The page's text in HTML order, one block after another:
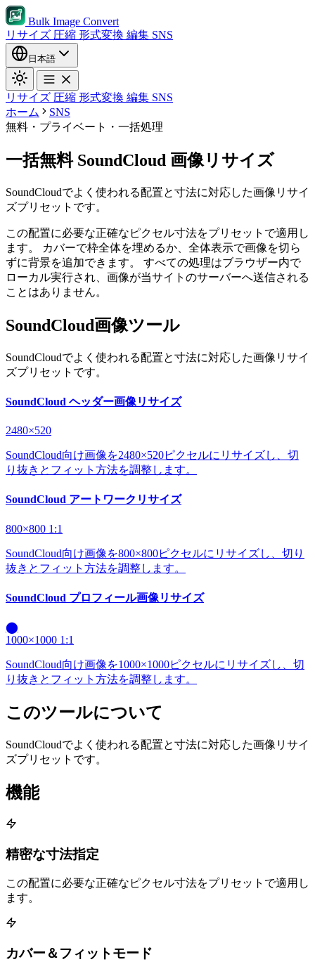
Bulk Image Convert
リサイズ 圧縮 形式変換 編集 SNS
日本語
リサイズ 圧縮 形式変換 編集 SNS
ホーム
SNS
無料・プライベート・一括処理
一括無料 SoundCloud 画像リサイズ
SoundCloudでよく使われる配置と寸法に対応した画像リサイ
ズプリセットです。
この配置に必要な正確なピクセル寸法をプリセットで適用し
ます。
カバーで枠全体を埋めるか、全体表示で画像を切ら
ずに背景を追加できます。 すべての処理はブラウザー内で
ローカル実行され、画像が当サイトのサーバーへ送信される
ことはありません。
SoundCloud画像ツール
SoundCloudでよく使われる配置と寸法に対応した画像リサイ
ズプリセットです。
SoundCloud ヘッダー画像リサイズ
2480×520
SoundCloud向け画像を2480×520ピクセルにリサイズし、切
り抜きとフィット方法を調整します。
SoundCloud アートワークリサイズ
800×800 1:1
SoundCloud向け画像を800×800ピクセルにリサイズし、切り
抜きとフィット方法を調整します。
SoundCloud プロフィール画像リサイズ
⬤
1000×1000 1:1
SoundCloud向け画像を1000×1000ピクセルにリサイズし、切
り抜きとフィット方法を調整します。
このツールについて
SoundCloudでよく使われる配置と寸法に対応した画像リサイ
ズプリセットです。
機能
精密な寸法指定
この配置に必要な正確なピクセル寸法をプリセットで適用し
ます。
カバー＆フィットモード